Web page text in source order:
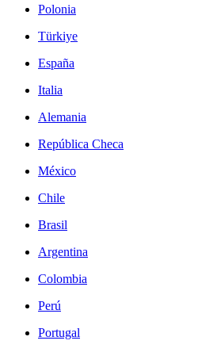
Polonia
Türkiye
España
Italia
Alemania
República Checa
México
Chile
Brasil
Argentina
Colombia
Perú
Portugal